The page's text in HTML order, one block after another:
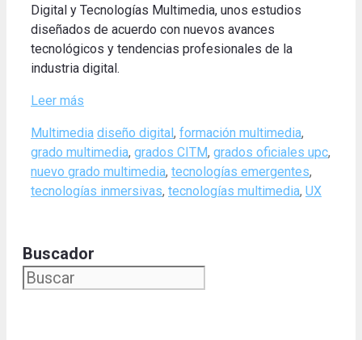
Digital y Tecnologías Multimedia, unos estudios
diseñados de acuerdo con nuevos avances
tecnológicos y tendencias profesionales de la
industria digital.
Leer más
Categories
Multimedia Tags
diseño digital , formación multimedia,
grado multimedia, grados CITM, grados oficiales upc,
nuevo grado multimedia, tecnologías emergentes,
tecnologías inmersivas, tecnologías multimedia, UX
Buscador